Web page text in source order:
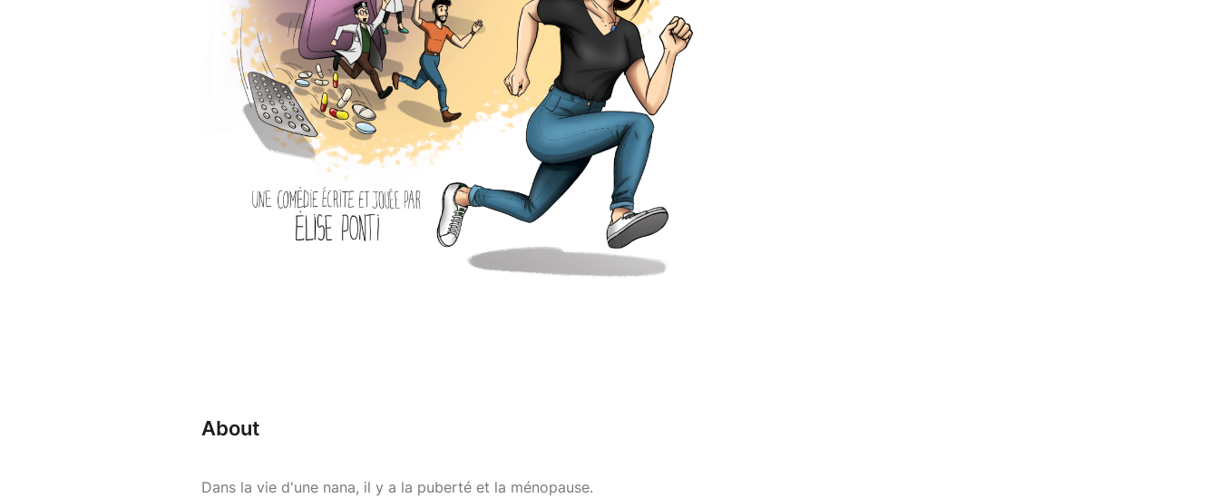
About
Dans la vie d'une nana, il y a la puberté et la ménopause.